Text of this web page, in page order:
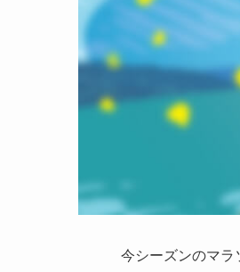
今シーズンのマラ